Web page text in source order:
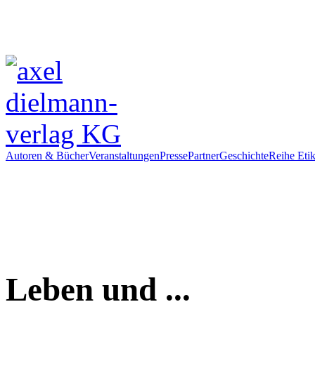
Autoren & BücherVeranstaltungenPressePartnerGeschichteReihe
Leben und ...